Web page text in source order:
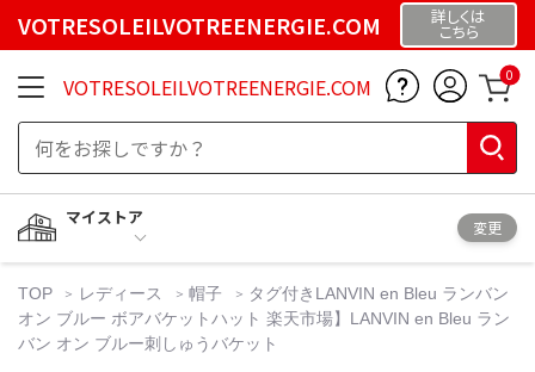
VOTRESOLEILVOTREENERGIE.COM 詳しくは
こちら
VOTRESOLEILVOTREENERGIE.COM 0
マイストア
変更
TOP レディース 帽子
タグ付きLANVIN en Bleu ランバン
オン ブルー ボアバケットハット 楽天市場】LANVIN en Bleu ラン
バン オン ブルー刺しゅうバケット